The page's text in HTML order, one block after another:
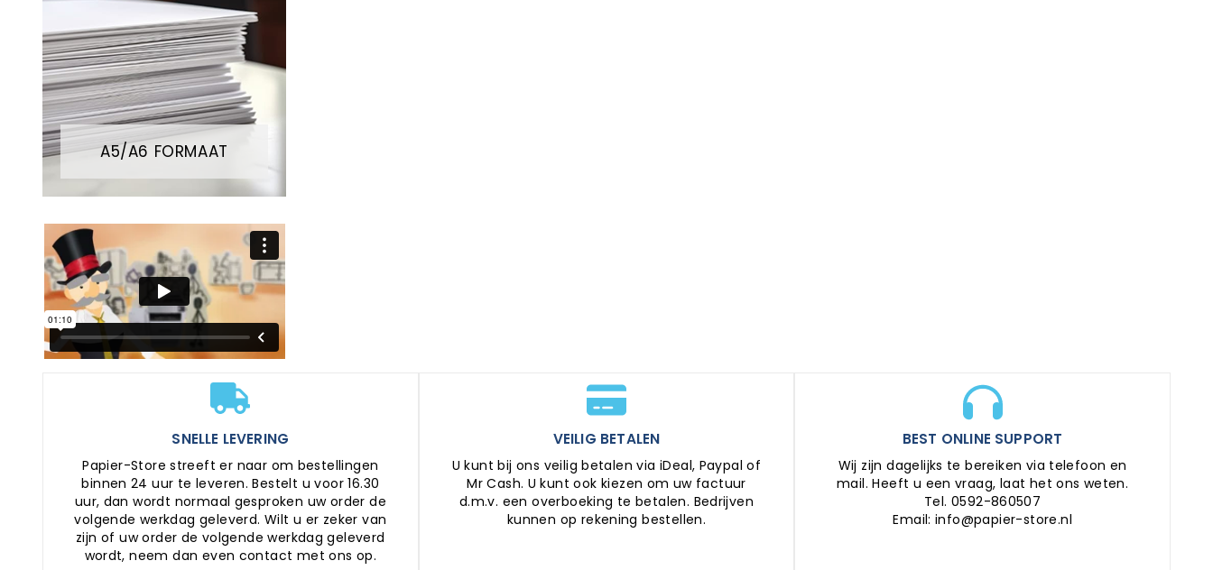
A5/A6 FORMAAT
SNELLE LEVERING
Papier-Store streeft er naar om bestellingen
binnen 24 uur te leveren. Bestelt u voor 16.30
uur, dan wordt normaal gesproken uw order de
volgende werkdag geleverd. Wilt u er zeker van
zijn of uw order de volgende werkdag geleverd
wordt, neem dan even contact met ons op.
VEILIG BETALEN
U kunt bij ons veilig betalen via iDeal, Paypal of
Mr Cash. U kunt ook kiezen om uw factuur
d.m.v. een overboeking te betalen. Bedrijven
kunnen op rekening bestellen.
BEST ONLINE SUPPORT
Wij zijn dagelijks te bereiken via telefoon en
mail. Heeft u een vraag, laat het ons weten.
Tel. 0592-860507
Email: info@papier-store.nl